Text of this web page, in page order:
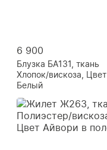
6 900
Блузка БА131, ткань
Хлопок/вискоза, Цвет
Белый